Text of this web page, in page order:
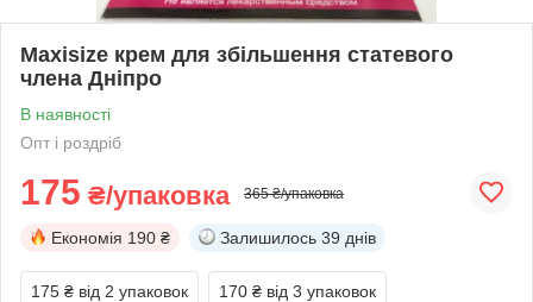
Maxisize крем для збільшення статевого
члена Дніпро
В наявності
Опт і роздріб
175 ₴/упаковка 365 ₴/упаковка
Економія 190 ₴ Залишилось 39 днів
175 ₴ від 2 упаковок 170 ₴ від 3 упаковок